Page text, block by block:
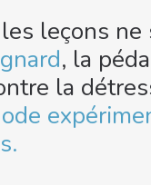
leçons
, la
la